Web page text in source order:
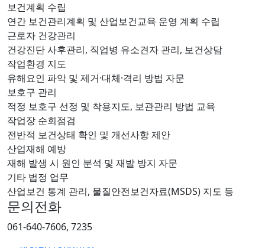
보건계획 수립
연간 보건관리계획 및 산업보건교육 운영 계획 수립
근로자 건강관리
건강진단 사후관리, 직업병 유소견자 관리, 보건상담
작업환경 지도
유해요인 파악 및 제거·대체·격리 방법 자문
보호구 관리
적정 보호구 선정 및 착용지도, 보관관리 방법 교육
작업장 순회점검
전반적 보건상태 확인 및 개선사항 제안
산업재해 예방
재해 발생 시 원인 분석 및 재발 방지 자문
기타 법정 업무
산업보건 통계 관리, 물질안전보건자료(MSDS) 지도 등
문의전화
061-640-7606, 7235